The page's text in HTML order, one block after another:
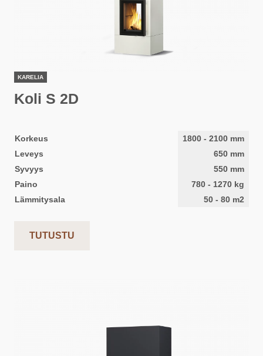
KARELIA
Koli S 2D
Korkeus 1800 - 2100 mm
Leveys
650 mm
Syvyys
550 mm
Paino
780 - 1270 kg
Lämmitysala
50 - 80 m2
TUTUSTU